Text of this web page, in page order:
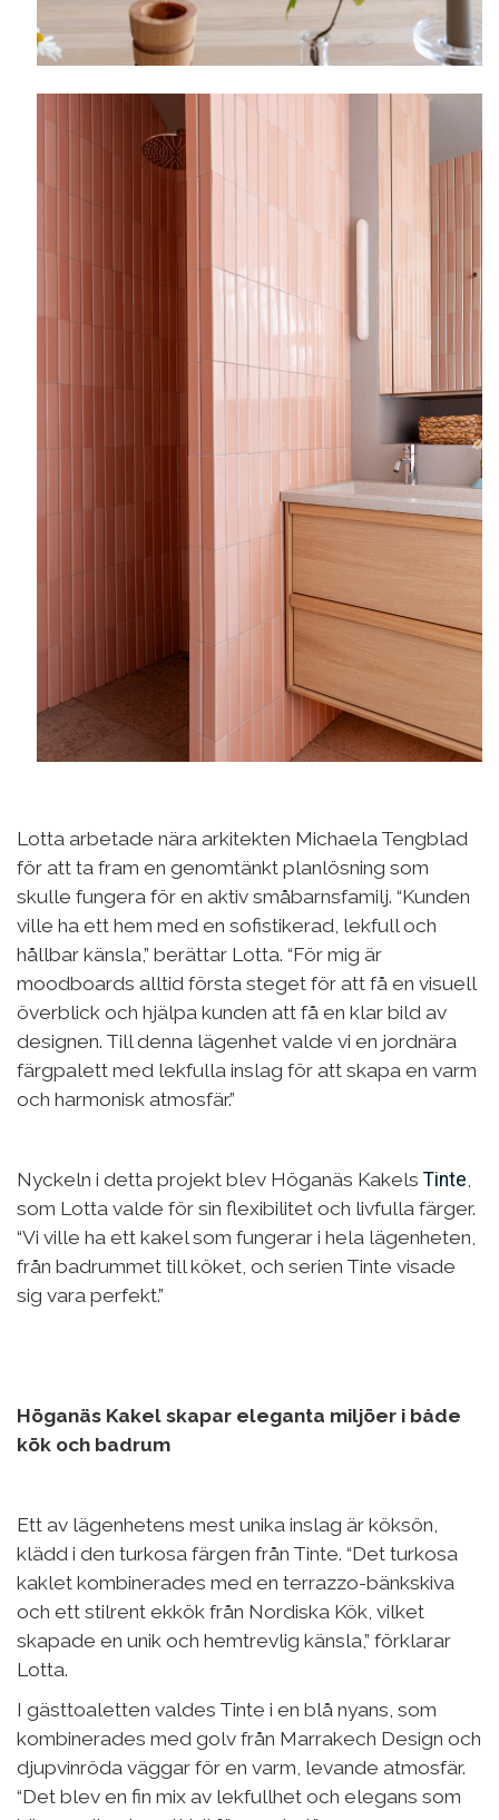
Lotta arbetade nära arkitekten Michaela Tengblad
för att ta fram en genomtänkt planlösning som
skulle fungera för en aktiv småbarnsfamilj. “Kunden
ville ha ett hem med en sofistikerad, lekfull och
hållbar känsla,” berättar Lotta. “För mig är
moodboards alltid första steget för att få en visuell
överblick och hjälpa kunden att få en klar bild av
designen. Till denna lägenhet valde vi en jordnära
färgpalett med lekfulla inslag för att skapa en varm
och harmonisk atmosfär.”
Nyckeln i detta projekt blev Höganäs Kakels Tinte
som Lotta valde för sin flexibilitet och livfulla färger.
“Vi ville ha ett kakel som fungerar i hela lägenheten,
från badrummet till köket, och serien Tinte visade
sig vara perfekt.”
Höganäs Kakel skapar eleganta miljöer i både
kök och badrum
Ett av lägenhetens mest unika inslag är köksön,
klädd i den turkosa färgen från Tinte. “Det turkosa
kaklet kombinerades med en terrazzo-bänkskiva
och ett stilrent ekkök från Nordiska Kök, vilket
skapade en unik och hemtrevlig känsla,” förklarar
Lotta.
I gästtoaletten valdes Tinte i en blå nyans, som
kombinerades med golv från Marrakech Design och
djupvinröda väggar för en varm, levande atmosfär.
“Det blev en fin mix av lekfullhet och elegans som